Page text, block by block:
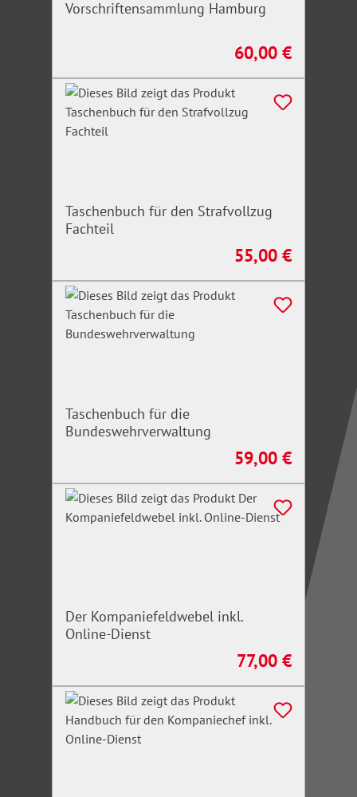
Vorschriftensammlung Hamburg
Regulärer Preis:
60,00 €
Taschenbuch für den Strafvollzug
Fachteil
Regulärer Preis:
55,00 €
Taschenbuch für die
Bundeswehrverwaltung
Regulärer Preis:
59,00 €
Der Kompaniefeldwebel inkl.
Online-Dienst
Regulärer Preis:
77,00 €